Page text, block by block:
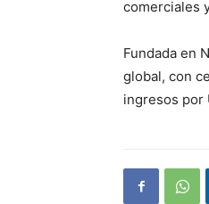
comerciales
Fundada en
global, con
ingresos por